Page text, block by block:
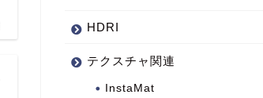
HDRI
テクスチャ関連
InstaMat